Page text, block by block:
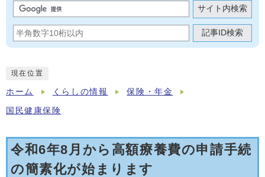
サイト内検索
記事ID検索
現在位置
ホーム くらしの情報 保険・年金
国民健康保険
令和6年8月から高額療養費の申請手続
の簡素化が始まります